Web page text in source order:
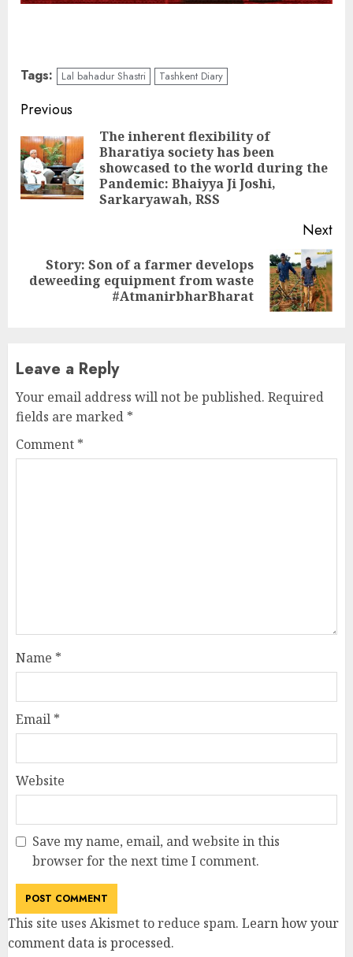
Tags: Lal bahadur Shastri Tashkent Diary
Continue
Reading
Previous
The inherent flexibility of
Bharatiya society has been
showcased to the world during the
Pandemic: Bhaiyya Ji Joshi,
Sarkaryawah, RSS
Next
Next
Story: Son of a farmer develops
deweeding equipment from waste
#AtmanirbharBharat
Leave a Reply
Your email address will not be published. Required
fields are marked *
Comment *
Name *
Email *
Website
Save my name, email, and website in this
browser for the next time I comment.
This site uses Akismet to reduce spam. Learn how your
comment data is processed.